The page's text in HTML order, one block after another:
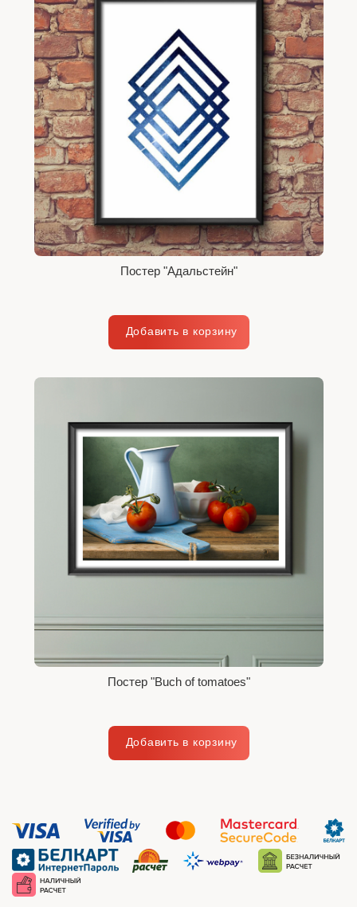
Постер "Адальстейн"
Постер "Buch of tomatoes"